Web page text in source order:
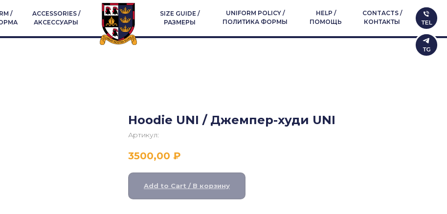
ACCESSORIES /
АКСЕССУАРЫ
/
SIZE GUIDE /
РАЗМЕРЫ
UNIFORM POLICY /
ПОЛИТИКА ФОРМЫ
HELP /
ПОМОЩЬ
CONTACTS /
КОНТАКТЫ
Hoodie UNI / Джемпер-худи UNI
Артикул:
3500,00 ₽
Add to Cart / В корзину